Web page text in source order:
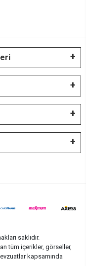
saklıdır.
tüm içerikler, görseller,
kapsamında